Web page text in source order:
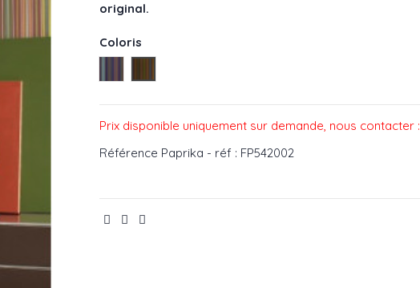
original.
Coloris
Prix disponible uniquement sur demande, nous contacter :
Référence Paprika - réf : FP542002